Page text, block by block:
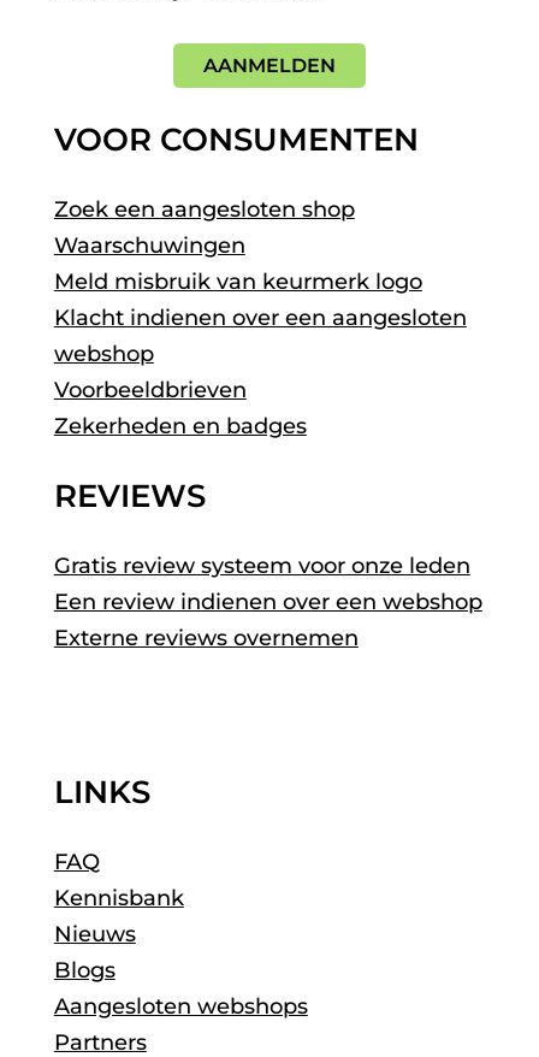
AANMELDEN
VOOR CONSUMENTEN
Zoek een aangesloten shop
Waarschuwingen
Meld misbruik van keurmerk logo
Klacht indienen over een aangesloten
webshop
Voorbeeldbrieven
Zekerheden en badges
REVIEWS
Gratis review systeem voor onze leden
Een review indienen over een webshop
Externe reviews overnemen
LINKS
FAQ
Kennisbank
Nieuws
Blogs
Aangesloten webshops
Partners